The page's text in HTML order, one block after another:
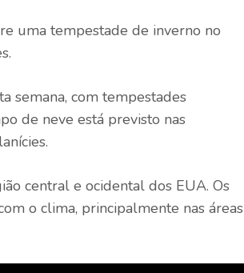
uma tempestade de inverno no
semana, com tempestades
de neve está previsto nas
central e ocidental dos EUA. Os
o clima, principalmente nas áreas